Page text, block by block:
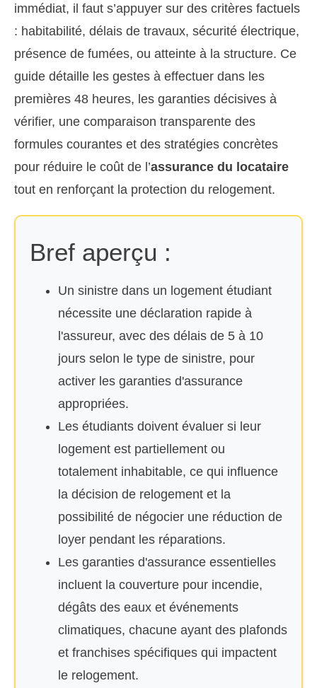
immédiat, il faut s’appuyer sur des critères factuels
: habitabilité, délais de travaux, sécurité électrique,
présence de fumées, ou atteinte à la structure. Ce
guide détaille les gestes à effectuer dans les
premières 48 heures, les garanties décisives à
vérifier, une comparaison transparente des
formules courantes et des stratégies concrètes
pour réduire le coût de l’assurance du locataire
tout en renforçant la protection du relogement.
Bref aperçu :
Un sinistre dans un logement étudiant
nécessite une déclaration rapide à
l'assureur, avec des délais de 5 à 10
jours selon le type de sinistre, pour
activer les garanties d'assurance
appropriées.
Les étudiants doivent évaluer si leur
logement est partiellement ou
totalement inhabitable, ce qui influence
la décision de relogement et la
possibilité de négocier une réduction de
loyer pendant les réparations.
Les garanties d'assurance essentielles
incluent la couverture pour incendie,
dégâts des eaux et événements
climatiques, chacune ayant des plafonds
et franchises spécifiques qui impactent
le relogement.